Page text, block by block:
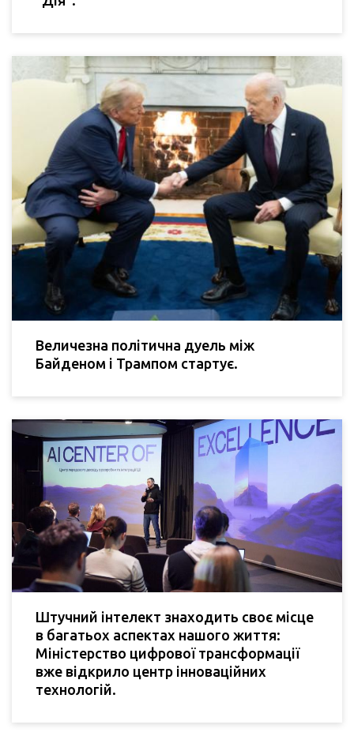
Величезна політична дуель між
Байденом і Трампом стартує.
Штучний інтелект знаходить своє місце
в багатьох аспектах нашого життя:
Міністерство цифрової трансформації
вже відкрило центр інноваційних
технологій.